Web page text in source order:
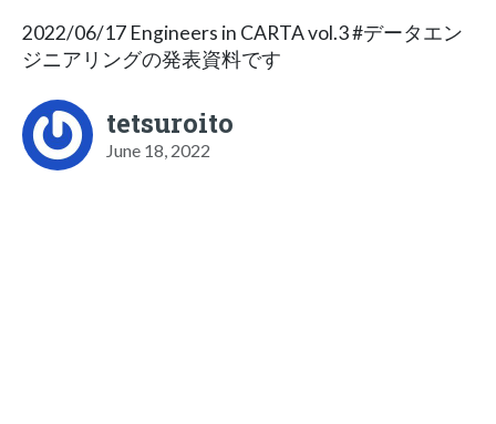
2022/06/17 Engineers in CARTA vol.3 #データエン
ジニアリングの発表資料です
tetsuroito
June 18, 2022